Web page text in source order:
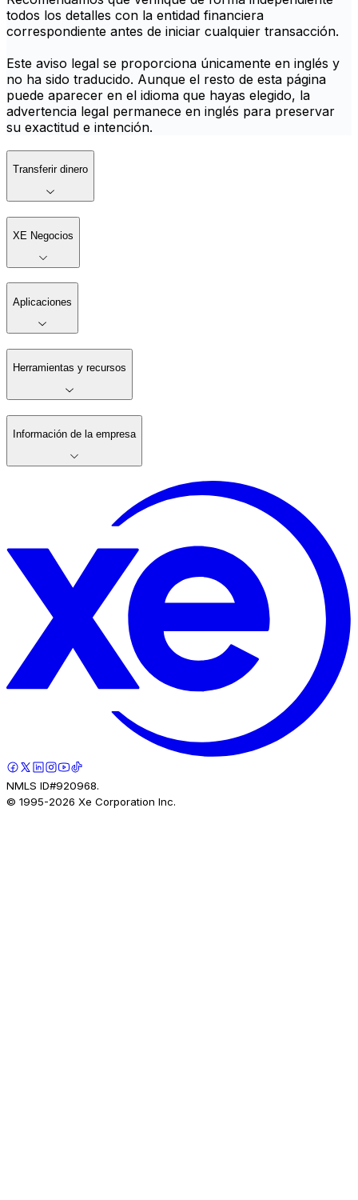
todos los detalles con la entidad financiera
correspondiente antes de iniciar cualquier transacción.
Este aviso legal se proporciona únicamente en inglés y
no ha sido traducido. Aunque el resto de esta página
puede aparecer en el idioma que hayas elegido, la
advertencia legal permanece en inglés para preservar
su exactitud e intención.
Transferir dinero
XE Negocios
Aplicaciones
Herramientas y recursos
Información de la empresa
NMLS ID#920968.
© 1995-2026 Xe Corporation Inc.